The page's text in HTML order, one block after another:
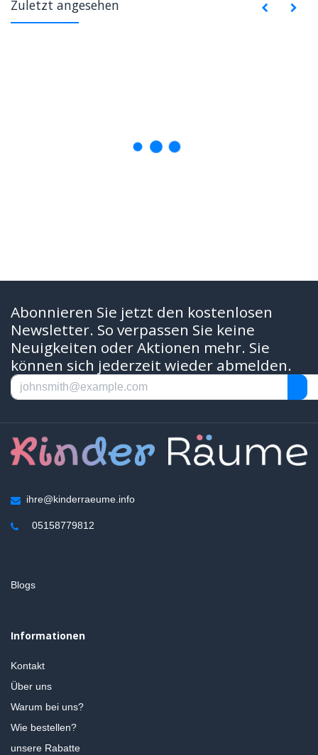
Zuletzt angesehen
Abonnieren Sie jetzt den kostenlosen
Newsletter. So verpassen Sie keine
Neuigkeiten oder Aktionen mehr. Sie
können sich jederzeit wieder abmelden.
ihre@kinderraeume.info
05158779812
Blogs
Informationen
Kontakt
Über uns
Warum bei uns?
Wie bestellen?
unsere Rabatte